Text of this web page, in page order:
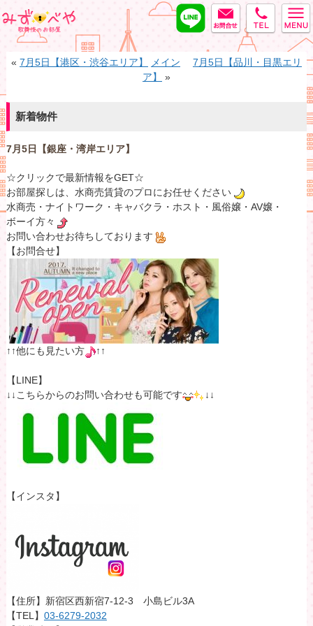
tel
MAIL
LINE
« 7月5日【港区・渋谷エリア】 メイン
7月5日【品川・目黒エリ
ア】
»
新着物件
7月5日【銀座・湾岸エリア】
☆クリックで最新情報をGET☆
お部屋探しは、水商売賃貸のプロにお任せください
水商売・ナイトワーク・キャバクラ・ホスト・風俗嬢・AV嬢・
ボーイ方々
お問い合わせお待ちしております
【お問合せ】
↑↑他にも見たい方 ↑↑
【LINE】
↓↓こちらからのお問い合わせも可能です
↓↓
【インスタ】
【住所】新宿区西新宿7-12-3 小島ビル3A
【TEL】 03-6279-2032